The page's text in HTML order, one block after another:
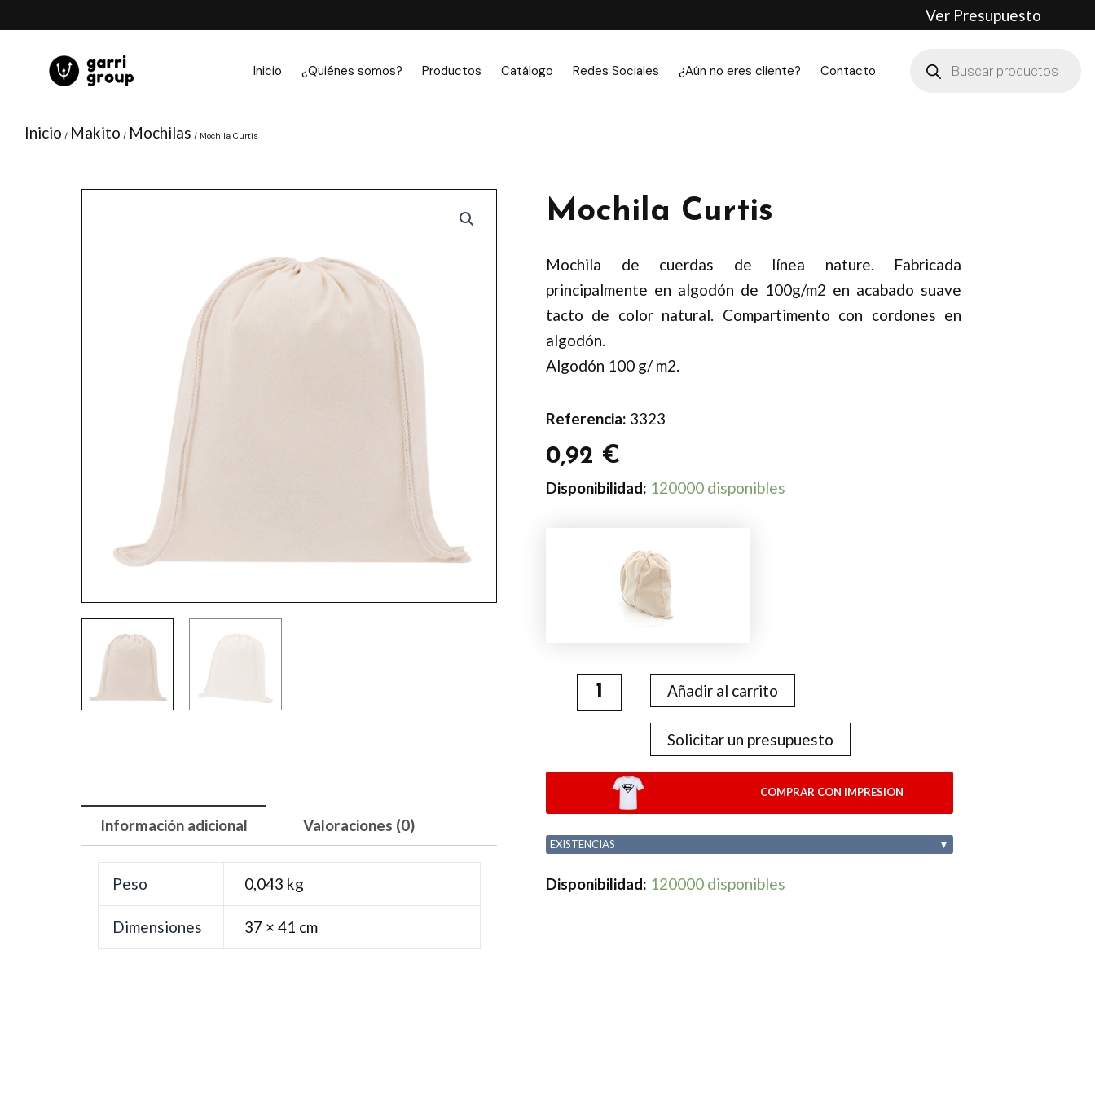
contenido
Ver Presupuesto
Inicio ¿Quiénes somos? Productos Catálogo Redes Sociales ¿Aún no eres cliente? Contacto
de
productos
Inicio / Makito / Mochilas / Mochila Curtis
Información adicional Valoraciones (0)
Peso 0,043 kg
Dimensiones 37 × 41 cm
Mochila Curtis
Mochila de cuerdas de línea nature. Fabricada
principalmente en algodón de 100g/m2 en acabado suave
tacto de color natural. Compartimento con cordones en
algodón.
Algodón 100 g/ m2.
Referencia: 3323
0,92 €
Disponibilidad: 120000 disponibles
Mochila
Añadir al carrito
Solicitar un presupuesto
COMPRAR CON IMPRESION
EXISTENCIAS ▼
Disponibilidad: 120000 disponibles